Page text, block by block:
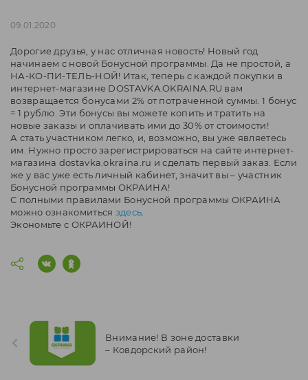
09.01.2020
Дорогие друзья, у нас отличная новость! Новый год
начинаем с новой Бонусной программы. Да не простой, а
НА-КО-ПИ-ТЕЛЬ-НОЙ! Итак, теперь с каждой покупки в
интернет-магазине DOSTAVKA.OKRAINA.RU вам
возвращается бонусами 2% от потраченной суммы. 1 бонус
= 1 рублю. Эти бонусы вы можете копить и тратить на
новые заказы и оплачивать ими до 30% от стоимости!
А стать участником легко, и, возможно, вы уже являетесь
им. Нужно просто зарегистрироваться на сайте интернет-
магазина dostavka.okraina.ru и сделать первый заказ. Если
же у вас уже есть личный кабинет, значит вы – участник
Бонусной программы ОКРАИНА!
С полными правилами Бонусной программы ОКРАИНА
можно ознакомиться здесь
Экономьте с ОКРАИНОЙ!
Внимание! В зоне доставки
– Ковдорский район!